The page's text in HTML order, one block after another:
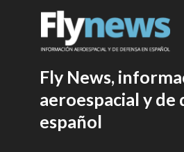
Fly News,
aeroespacial y de
español